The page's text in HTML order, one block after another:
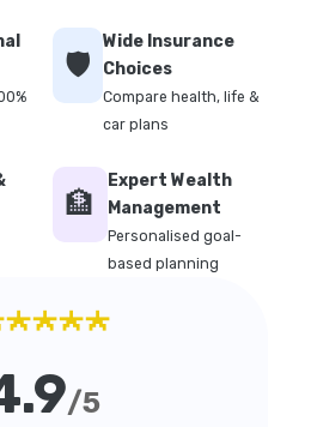
🛡️
Wide Insurance
Choices
Compare health, life &
car plans
🏦
Expert Wealth
Management
Personalised goal-
based planning
/5